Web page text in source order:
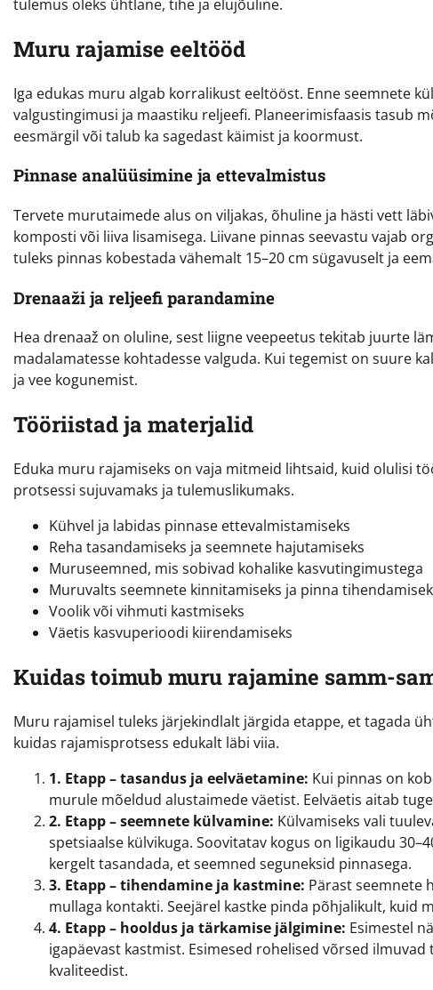
tulemus oleks ühtlane, tihe ja elujõuline.
Muru rajamise eeltööd
Iga edukas muru algab korralikust eeltööst. Enne seemnete
valgustingimusi ja maastiku reljeefi. Planeerimisfaasis tasub
eesmärgil või talub ka sagedast käimist ja koormust.
Pinnase analüüsimine ja ettevalmistus
Tervete murutaimede alus on viljakas, õhuline ja hästi vett
komposti või liiva lisamisega. Liivane pinnas seevastu vajab
tuleks pinnas kobestada vähemalt 15–20 cm sügavuselt ja
Drenaaži ja reljeefi parandamine
Hea drenaaž on oluline, sest liigne veepeetus tekitab juurte
madalamatesse kohtadesse valguda. Kui tegemist on suure
ja vee kogunemist.
Tööriistad ja materjalid
Eduka muru rajamiseks on vaja mitmeid lihtsaid, kuid olulisi
protsessi sujuvamaks ja tulemuslikumaks.
Kühvel ja labidas pinnase ettevalmistamiseks
Reha tasandamiseks ja seemnete hajutamiseks
Muruseemned, mis sobivad kohalike kasvutingimustega
Muruvalts seemnete kinnitamiseks ja pinna
Voolik või vihmuti kastmiseks
Väetis kasvuperioodi kiirendamiseks
Kuidas toimub muru rajamine samm-
Muru rajamisel tuleks järjekindlalt järgida etappe, et tagada
kuidas rajamisprotsess edukalt läbi viia.
1. Etapp – tasandus ja eelväetamine: Kui pinnas on
murule mõeldud alustaimede väetist. Eelväetis aitab
2. Etapp – seemnete külvamine: Külvamiseks vali
spetsiaalse külvikuga. Soovitatav kogus on ligikaudu
kergelt tasandada, et seemned seguneksid pinnasega.
3. Etapp – tihendamine ja kastmine: Pärast seemnete
mullaga kontakti. Seejärel kastke pinda põhjalikult, kuid
4. Etapp – hooldus ja tärkamise jälgimine: Esimestel
igapäevast kastmist. Esimesed rohelised võrsed
kvaliteedist.